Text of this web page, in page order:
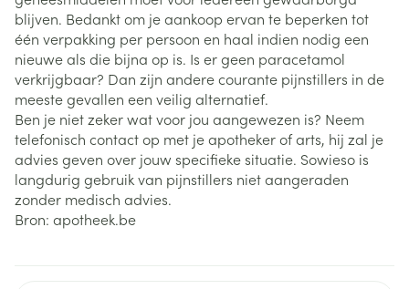
blijven. Bedankt om je aankoop ervan te beperken tot
één verpakking per persoon en haal indien nodig een
nieuwe als die bijna op is. Is er geen paracetamol
verkrijgbaar? Dan zijn andere courante pijnstillers in de
meeste gevallen een veilig alternatief.
Ben je niet zeker wat voor jou aangewezen is? Neem
telefonisch contact op met je apotheker of arts, hij zal je
advies geven over jouw specifieke situatie. Sowieso is
langdurig gebruik van pijnstillers niet aangeraden
zonder medisch advies.
Bron: apotheek.be